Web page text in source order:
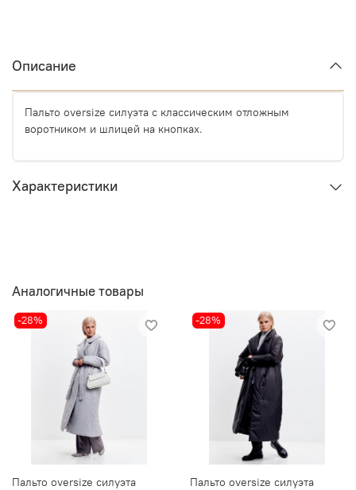
Описание
Пальто oversize силуэта с классическим отложным
воротником и шлицей на кнопках.
Характеристики
Аналогичные товары
-28%
Пальто oversize силуэта
-28%
Пальто oversize силуэта